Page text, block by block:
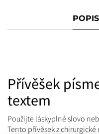
Přívěšek
textem
Použijte láskyplné slovo
Tento přívěsek z